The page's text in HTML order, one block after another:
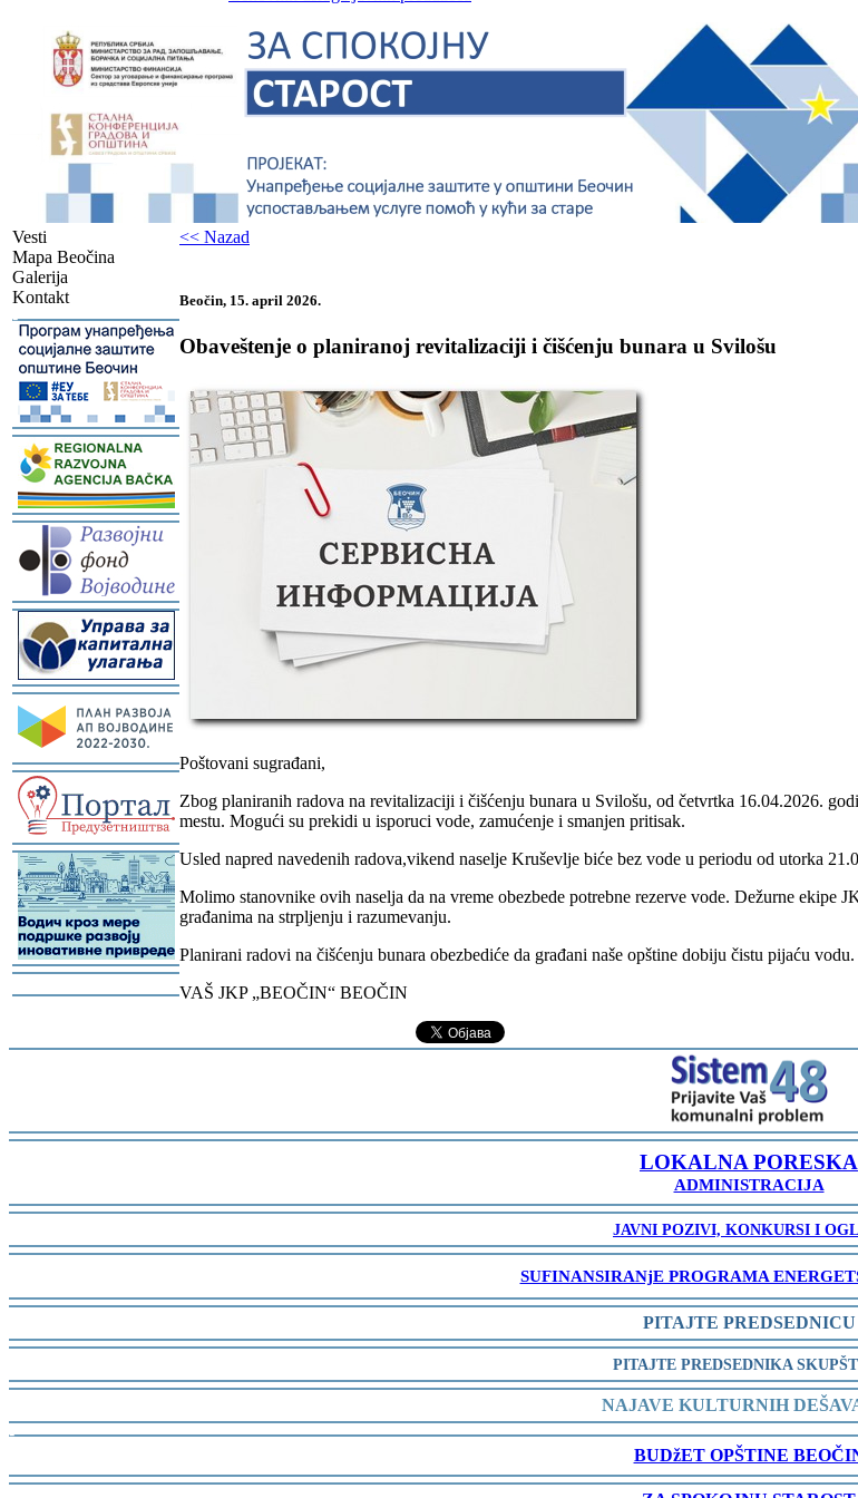
Vesti
Mapa Beočina
Galerija
Kontakt
-
-
-
-
-
-
-
-
<< Nazad
Beočin, 15. april 2026.
Obaveštenje o planiranoj revitalizaciji i čišćenju bunara u Svilošu
Poštovani sugrađani,
Zbog planiranih radova na revitalizaciji i čišćenju bunara u Svilošu, od četvrtka 16.04.2026.
mestu. Mogući su prekidi u isporuci vode, zamućenje i smanjen pritisak.
Usled napred navedenih radova,vikend naselje Kruševlje biće bez vode u periodu od utorka
Molimo stanovnike ovih naselja da na vreme obezbede potrebne rezerve vode. Dežurne ekipe
građanima na strpljenju i razumevanju.
Planirani radovi na čišćenju bunara obezbediće da građani naše opštine dobiju čistu pijaću vodu.
VAŠ JKP „BEOČIN“ BEOČIN
-
LOKALNA PORESKA
ADMINISTRACIJA
-
JAVNI POZIVI, KONKURSI I
-
SUFINANSIRANjE PROGRAMA
-
PITAJTE PREDSEDNICU
-
PITAJTE PREDSEDNIKA
-
NAJAVE KULTURNIH
-
BUDžET OPŠTINE
-